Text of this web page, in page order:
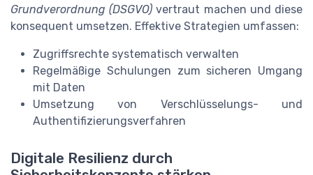
Grundverordnung (DSGVO) vertraut machen und diese
konsequent umsetzen. Effektive Strategien umfassen:
Zugriffsrechte systematisch verwalten
Regelmäßige Schulungen zum sicheren Umgang
mit Daten
Umsetzung von Verschlüsselungs- und
Authentifizierungsverfahren
Digitale Resilienz durch